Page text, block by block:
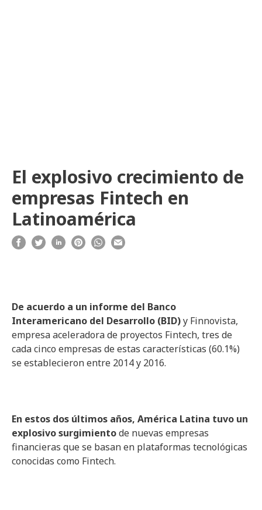
El explosivo crecimiento de
empresas Fintech en
Latinoamérica
De acuerdo a un informe del Banco
Interamericano del Desarrollo (BID)y Finnovista,
empresa aceleradora de proyectos Fintech, tres de
cada cinco empresas de estas características (60.1%)
se establecieron entre 2014 y 2016.
En estos dos últimos años, América Latina tuvo un
explosivo surgimientode nuevas empresas
financieras que se basan en plataformas tecnológicas
conocidas como Fintech.